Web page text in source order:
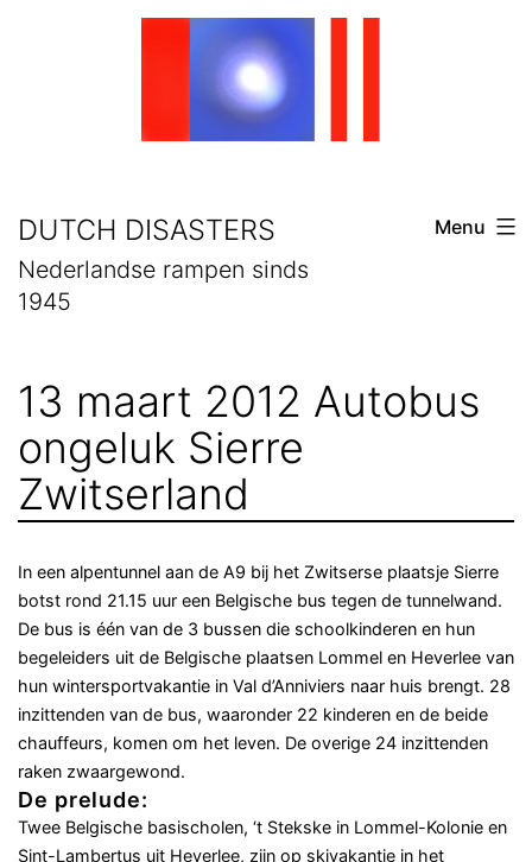
DUTCH DISASTERS
Nederlandse rampen sinds
1945
Menu
13 maart 2012 Autobus
ongeluk Sierre
Zwitserland
In een alpentunnel aan de A9 bij het Zwitserse plaatsje Sierre
botst rond 21.15 uur een Belgische bus tegen de tunnelwand.
De bus is één van de 3 bussen die schoolkinderen en hun
begeleiders uit de Belgische plaatsen Lommel en Heverlee van
hun wintersportvakantie in Val d’Anniviers naar huis brengt. 28
inzittenden van de bus, waaronder 22 kinderen en de beide
chauffeurs, komen om het leven. De overige 24 inzittenden
raken zwaargewond.
De prelude:
Twee Belgische basischolen, ‘t Stekske in Lommel-Kolonie en
Sint-Lambertus uit Heverlee, zijn op skivakantie in het